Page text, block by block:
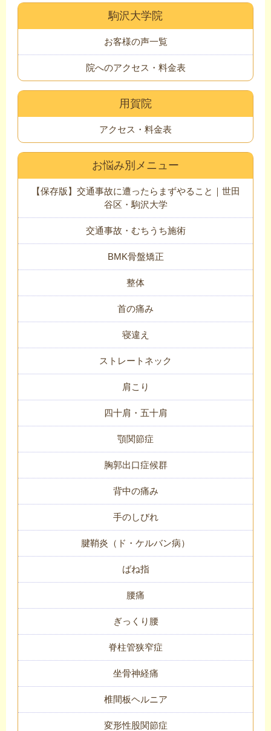
駒沢大学院
お客様の声一覧
院へのアクセス・料金表
用賀院
アクセス・料金表
お悩み別メニュー
【保存版】交通事故に遭ったらまずやること｜世田
谷区・駒沢大学
交通事故・むちうち施術
BMK骨盤矯正
整体
首の痛み
寝違え
ストレートネック
肩こり
四十肩・五十肩
顎関節症
胸郭出口症候群
背中の痛み
手のしびれ
腱鞘炎（ド・ケルバン病）
ばね指
腰痛
ぎっくり腰
脊柱管狭窄症
坐骨神経痛
椎間板ヘルニア
変形性股関節症